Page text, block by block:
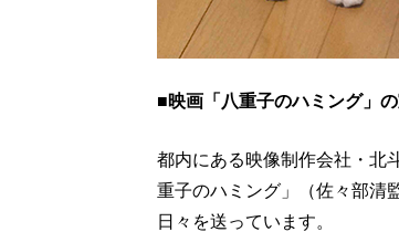
■映画「八重子のハミング」
都内にある映像制作会社・北
重子のハミング」（佐々部清
日々を送っています。